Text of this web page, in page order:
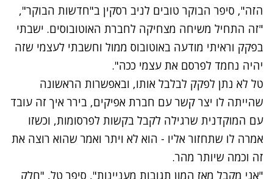
הזה", סיפר הבוקר טובים לניב רסקין ב"חדשות הבוקר",
"זה התחיל משיחה מצחיקה לחברת האוטובוסים. ישבתי
בפקק וראיתי מודעה באוטובוס ממול וחשבתי לעצמי שזה
יהיה נחמד לפרסם את עצמי ככה".
טל לא נתן לפקק לבלבל אותו, ובאפשרות הראשונה
שהייתה לו יצר קשר עם חברת אפיקים, בירר איך זה עובד
עם המוקדנית שרגילה לקבל בקשות לפרסומות, וכשזו
אמרה לו שתחזור אליו - הוא לא ויתר ואמר שהוא רוצה את
זה וכמה שיותר מהר.
"אני מקבל מאז המון תגובות מעניינות", סיפר טל, "חלק